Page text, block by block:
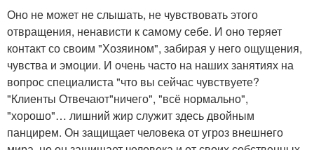
Оно не может не слышать, не чувствовать этого
отвращения, ненависти к самому себе. И оно теряет
контакт со своим "Хозяином", забирая у него ощущения,
чувства и эмоции. И очень часто на наших занятиях на
вопрос специалиста "что вы сейчас чувствуете?
"Клиенты Отвечают"ничего", "всё нормально",
"хорошо"… лишний жир служит здесь двойным
панцирем. Он защищает человека от угроз внешнего